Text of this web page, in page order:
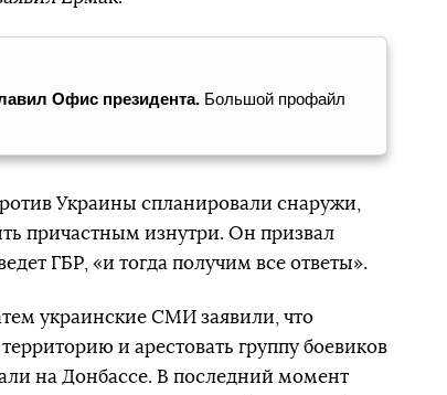
Офис президента. Большой профайл
Украины спланировали снаружи,
причастным изнутри. Он призвал
ГБР, «и тогда получим все ответы».
украинские СМИ заявили, что
и арестовать группу боевиков
на Донбассе. В последний момент